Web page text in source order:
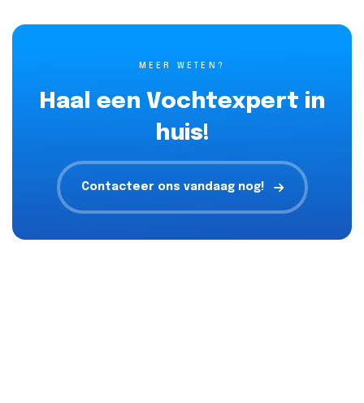
MEER WETEN?
Haal een Vochtexpert in
huis!
Contacteer ons vandaag nog!